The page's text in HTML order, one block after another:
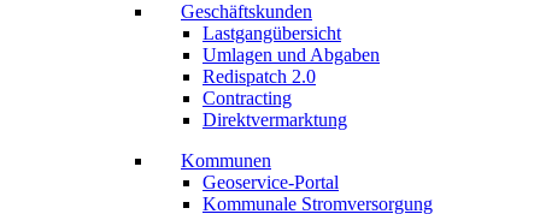
Geschäftskunden
Lastgangübersicht
Umlagen und Abgaben
Redispatch 2.0
Contracting
Direktvermarktung
Kommunen
Geoservice-Portal
Kommunale Stromversorgung